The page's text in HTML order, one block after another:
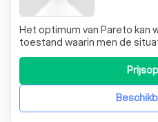
Het optimum van Pareto kan
toestand waarin men de
verder kan verbeteren
negatief te beïnvloeden.” We brengen uw wensen en
belangen in kaart en zijn pas
resultaat rekening houdt met